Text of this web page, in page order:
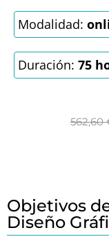
Modalidad:
Duración: 75
562,60
Objetivos
Diseño